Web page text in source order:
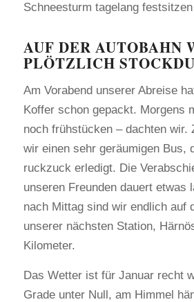
Schneesturm tagelang
​AUF DER AUTOBAHN
PLÖTZLICH
Am Vorabend unserer Abreise
Koffer schon gepackt. Morgens
noch frühstücken – dachten wir.
wir einen sehr geräumigen Bus,
ruckzuck erledigt. Die
unseren Freunden dauert etwas
nach Mittag sind wir endlich auf
unserer nächsten Station,
Kilometer.
Das Wetter ist für Januar recht
Grade unter Null, am Himmel